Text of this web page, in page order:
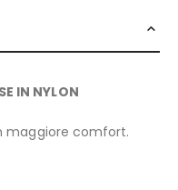
IN NYLON
maggiore comfort.